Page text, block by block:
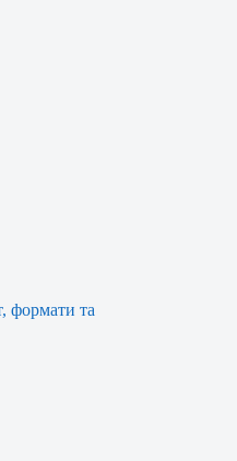
формати та